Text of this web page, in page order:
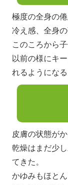
極度の全身の
冷え感、全身
このころから
以前の様にキ
れるようになる
皮膚の状態が
乾燥はまだ少
てきた。
かゆみもほと